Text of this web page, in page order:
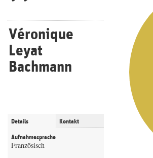
Véronique
Leyat
Bachmann
Details Kontakt
Aufnahmesprache
Französisch